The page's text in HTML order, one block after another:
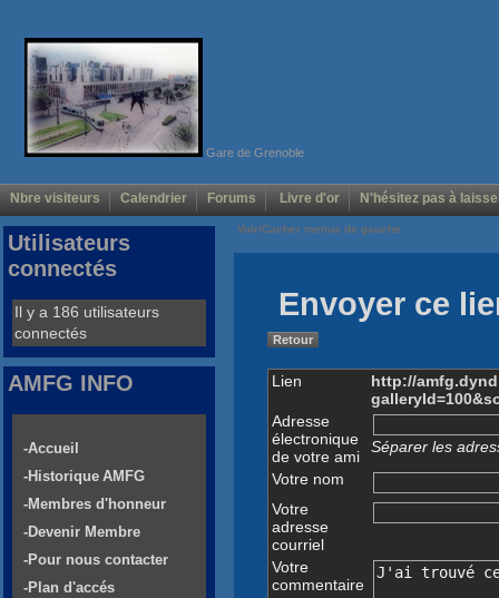
Gare de Grenoble
Nbre visiteurs Calendrier Forums Livre d'or N'hésitez pas à
Voir/Cacher menus de gauche
Envoyer ce
Retour
Lien
http://
Adresse
électronique
de votre ami
Séparer les
Votre nom
Votre
adresse
courriel
Votre
commentaire
Utilisateurs
connectés
Il y a 186 utilisateurs
connectés
AMFG INFO
-Accueil
-Historique AMFG
-Membres d'honneur
-Devenir Membre
-Pour nous contacter
-Plan d'accés